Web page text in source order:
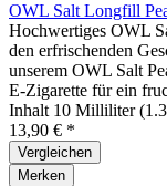
OWL Salt Longfill
Hochwertiges OWL
den erfrischenden
unserem OWL Salt
E-Zigarette für ein
Inhalt 10 Milliliter
13,90 € *
Vergleichen
Merken